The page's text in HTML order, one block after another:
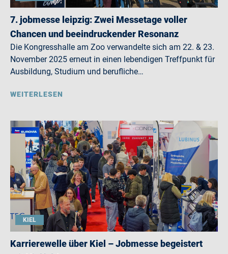
7. jobmesse leipzig: Zwei Messetage voller
Chancen und beeindruckender Resonanz
Die Kongresshalle am Zoo verwandelte sich am 22. & 23.
November 2025 erneut in einen lebendigen Treffpunkt für
Ausbildung, Studium und berufliche…
WEITERLESEN
KIEL
Karrierewelle über Kiel – Jobmesse begeistert